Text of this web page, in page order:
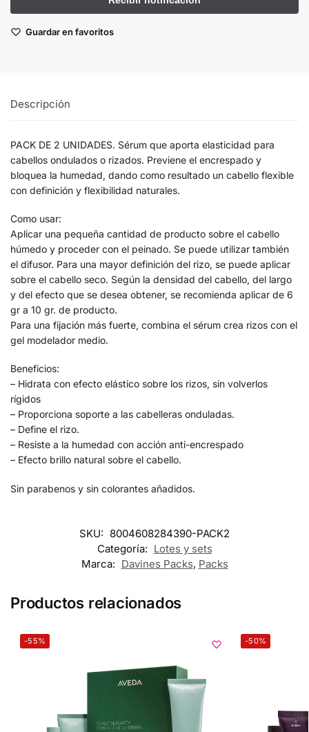
Guardar en favoritos
Descripción
PACK DE 2 UNIDADES. Sérum que aporta elasticidad para
cabellos ondulados o rizados. Previene el encrespado y
bloquea la humedad, dando como resultado un cabello flexible
con definición y flexibilidad naturales.
Como usar:
Aplicar una pequeña cantidad de producto sobre el cabello
húmedo y proceder con el peinado. Se puede utilizar también
el difusor. Para una mayor definición del rizo, se puede aplicar
sobre el cabello seco. Según la densidad del cabello, del largo
y del efecto que se desea obtener, se recomienda aplicar de 6
gr a 10 gr. de producto.
Para una fijación más fuerte, combina el sérum crea rizos con el
gel modelador medio.
Beneficios:
– Hidrata con efecto elástico sobre los rizos, sin volverlos
rígidos
– Proporciona soporte a las cabelleras onduladas.
– Define el rizo.
– Resiste a la humedad con acción anti-encrespado
– Efecto brillo natural sobre el cabello.
Sin parabenos y sin colorantes añadidos.
SKU: 8004608284390-PACK2
Categoría: Lotes y sets
Marca: Davines Packs, Packs
Productos relacionados
-55% -50%